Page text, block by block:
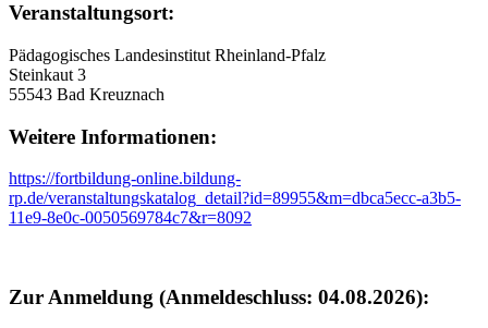
Veranstaltungsort:
Pädagogisches Landesinstitut Rheinland-Pfalz
Steinkaut 3
55543 Bad Kreuznach
Weitere Informationen:
https://fortbildung-online.bildung-
rp.de/veranstaltungskatalog_detail?id=89955&m=dbca5ecc-a3b5-
11e9-8e0c-0050569784c7&r=8092
Zur Anmeldung (Anmeldeschluss: 04.08.2026):